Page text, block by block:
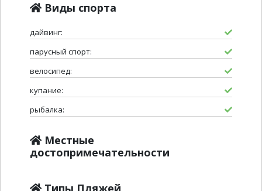
Виды спорта
дайвинг:
парусный спорт:
велосипед:
купание:
рыбалка:
Местные
достопримечательности
Типы Пляжей